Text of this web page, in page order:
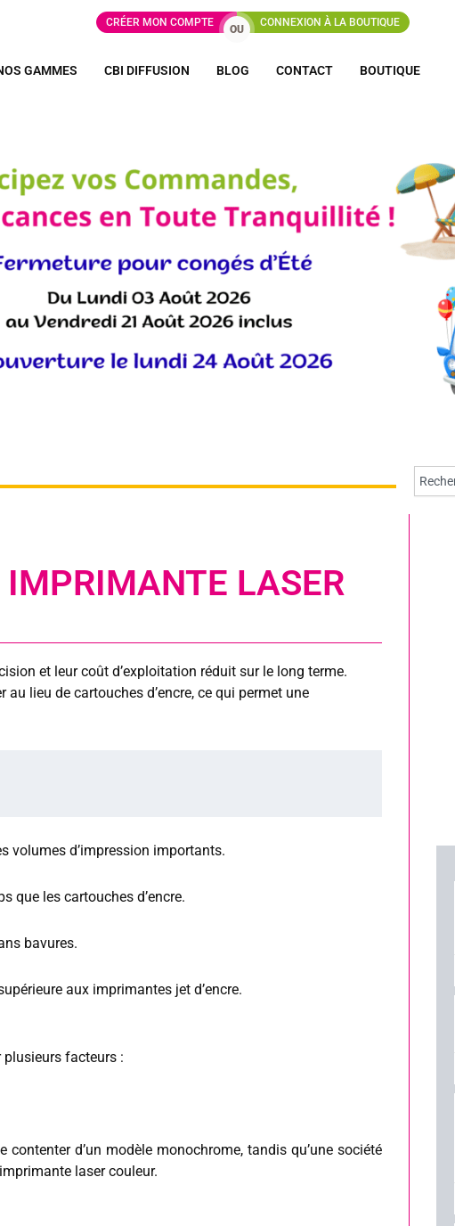
CRÉER MON COMPTE
OU
CONNEXION À LA BOUTIQUE
GAMMES CBI DIFFUSION BLOG CONTACT BOUTIQUE
IMPRIMANTE LASER
et leur coût d’exploitation réduit sur le long terme.
lieu de cartouches d’encre, ce qui permet une
volumes d’impression importants.
que les cartouches d’encre.
bavures.
aux imprimantes jet d’encre.
plusieurs facteurs :
d’un modèle monochrome, tandis qu’une société
laser couleur.